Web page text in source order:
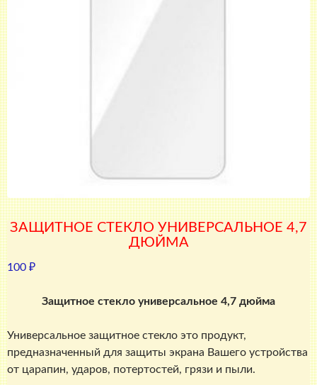
ЗАЩИТНОЕ СТЕКЛО УНИВЕРСАЛЬНОЕ 4,7
ДЮЙМА
100 ₽
Защитное стекло универсальное 4,7 дюйма
Универсальное защитное стекло это продукт,
предназначенный для защиты экрана Вашего устройства
от царапин, ударов, потертостей, грязи и пыли.